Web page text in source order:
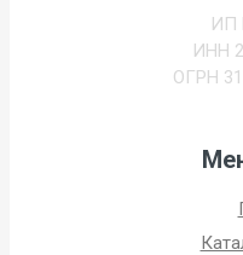
ИП
ИНН
ОГРН